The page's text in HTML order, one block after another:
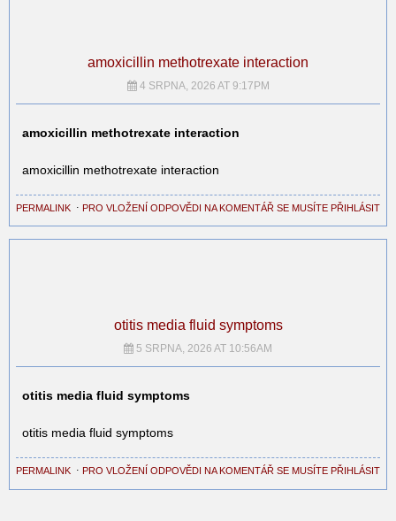
amoxicillin methotrexate interaction
4 SRPNA, 2026 AT 9:17PM
amoxicillin methotrexate interaction
amoxicillin methotrexate interaction
PERMALINK ⋅ PRO VLOŽENÍ ODPOVĚDI NA KOMENTÁŘ SE MUSÍTE PŘIHLÁSIT
otitis media fluid symptoms
5 SRPNA, 2026 AT 10:56AM
otitis media fluid symptoms
otitis media fluid symptoms
PERMALINK ⋅ PRO VLOŽENÍ ODPOVĚDI NA KOMENTÁŘ SE MUSÍTE PŘIHLÁSIT